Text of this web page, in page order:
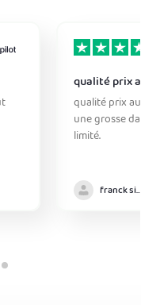
qualité prix
qualité prix
une grosse
limité.
franck simon